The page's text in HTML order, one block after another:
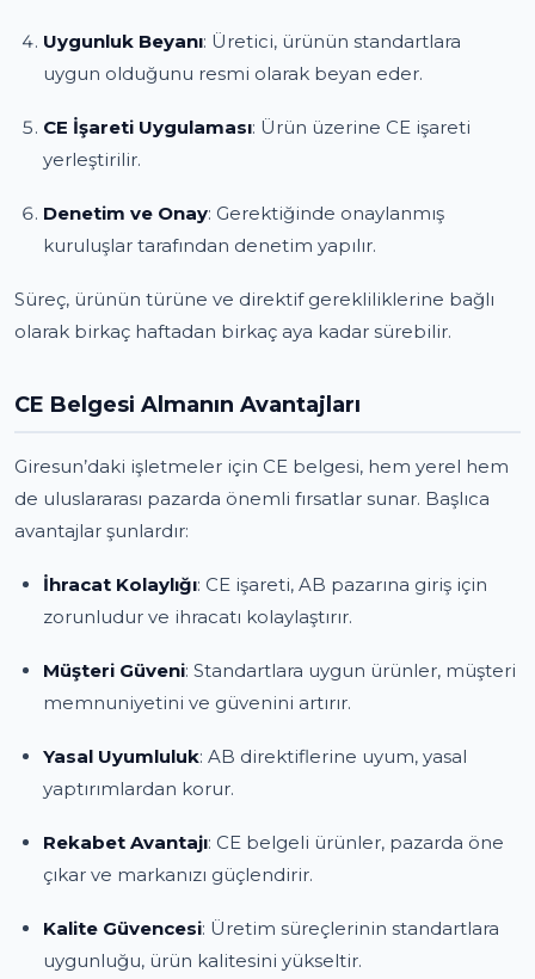
Uygunluk Beyanı: Üretici, ürünün standartlara
uygun olduğunu resmi olarak beyan eder.
CE İşareti Uygulaması: Ürün üzerine CE işareti
yerleştirilir.
Denetim ve Onay: Gerektiğinde onaylanmış
kuruluşlar tarafından denetim yapılır.
Süreç, ürünün türüne ve direktif gerekliliklerine bağlı
olarak birkaç haftadan birkaç aya kadar sürebilir.
CE Belgesi Almanın Avantajları
Giresun’daki işletmeler için CE belgesi, hem yerel hem
de uluslararası pazarda önemli fırsatlar sunar. Başlıca
avantajlar şunlardır:
İhracat Kolaylığı: CE işareti, AB pazarına giriş için
zorunludur ve ihracatı kolaylaştırır.
Müşteri Güveni: Standartlara uygun ürünler, müşteri
memnuniyetini ve güvenini artırır.
Yasal Uyumluluk: AB direktiflerine uyum, yasal
yaptırımlardan korur.
Rekabet Avantajı: CE belgeli ürünler, pazarda öne
çıkar ve markanızı güçlendirir.
Kalite Güvencesi: Üretim süreçlerinin standartlara
uygunluğu, ürün kalitesini yükseltir.